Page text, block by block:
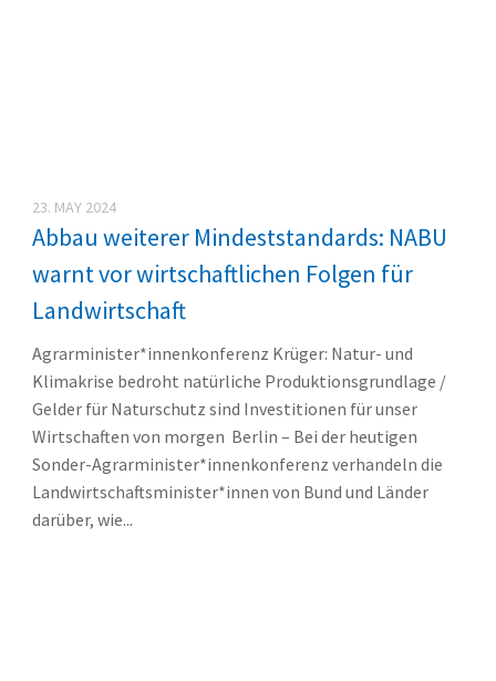
23. MAY 2024
Abbau weiterer Mindeststandards: NABU
warnt vor wirtschaftlichen Folgen für
Landwirtschaft
Agrarminister*innenkonferenz Krüger: Natur- und
Klimakrise bedroht natürliche Produktionsgrundlage /
Gelder für Naturschutz sind Investitionen für unser
Wirtschaften von morgen Berlin – Bei der heutigen
Sonder-Agrarminister*innenkonferenz verhandeln die
Landwirtschaftsminister*innen von Bund und Länder
darüber, wie...